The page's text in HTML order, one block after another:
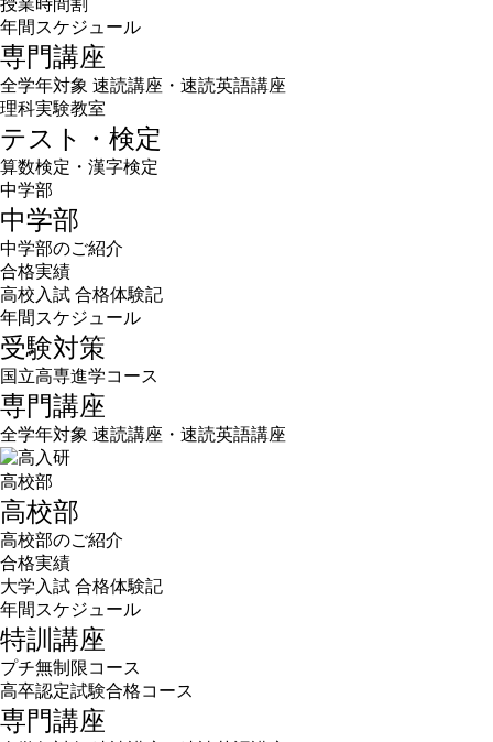
授業時間割
年間スケジュール
専門講座
全学年対象 速読講座・速読英語講座
理科実験教室
テスト・検定
算数検定・漢字検定
中学部
中学部
中学部のご紹介
合格実績
高校入試 合格体験記
年間スケジュール
受験対策
国立高専進学コース
専門講座
全学年対象 速読講座・速読英語講座
高校部
高校部
高校部のご紹介
合格実績
大学入試 合格体験記
年間スケジュール
特訓講座
プチ無制限コース
高卒認定試験合格コース
専門講座